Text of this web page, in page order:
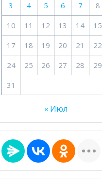
3 4 5 6 7 8
10 11 12 13 14 15
17 18 19 20 21 22
24 25 26 27 28 29
31
« Июл